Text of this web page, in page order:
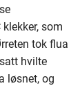
som
tok flua
hvilte
løsnet, og